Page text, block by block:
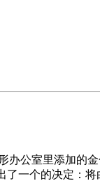
公室里添加的
一个的决定：